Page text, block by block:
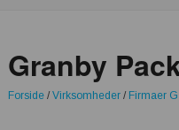
Granby
Forside /Virksomheder / Firmaer G